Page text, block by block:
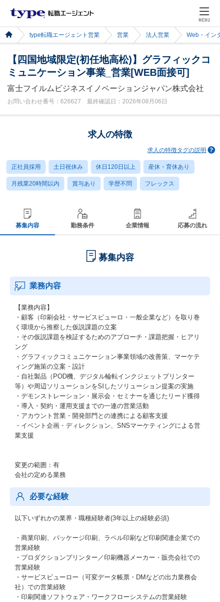
MENU
type転職エージェント営業 営業 法人営業 Web・イン
【四国地域限定(初任地高松)】グラフィックコ
ミュニケーション事業_営業[WEB面接可]
富士フイルムビジネスイノベーションジャパン株式会社
お問い合わせ番号：626627 最終確認日：2026年08月06日
求人の特徴
求人の特徴タグの説明
正社員採用 土日祝休み 休日120日以上 産休・育休あり
月残業20時間以内 賞与あり 学歴不問 フレックス
募集内容 勤務条件 企業情報 応募の流れ
募集内容
業務内容
【業務内容】
・顧客（印刷会社・サービスビューロ・一般企業など）を取り巻
く環境から推察した仮説課題の立案
・その仮説課題を検証するためのアプローチ・課題把握・ヒアリ
ング
・グラフィックコミュニケーション事業領域の改善策、マーケテ
ィング施策の立案・設計
・自社製品（POD機、デジタル輪転インクジェットプリンター
等）や周辺ソリューションをSIしたソリューション提案の実施
・デモンストレーション・展示会・セミナーを通じたリード獲得
・導入・契約・運用支援までの一連の営業活動
・アカウント営業・開発部門との連携による顧客支援
・イベント企画・ディレクション、SNSマーケティングによる営
業支援
変更の範囲：有
会社の定める業務
必要な経験
以下いずれかの業界・職種経験者(3年以上の経験必須)
・商業印刷、パッケージ印刷、ラベル印刷など印刷関連企業での
営業経験
・プロダクションプリンター／印刷機器メーカー・販売会社での
営業経験
・サービスビューロー（可変データ帳票・DMなどの出力業務会
社）での営業経験
・印刷関連ソフトウェア・ワークフローシステムの営業経験